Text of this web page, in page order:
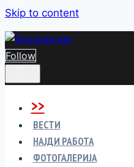
Skip to content
Follow
>>
ВЕСТИ
НАЈДИ РАБОТА
ФОТОГАЛЕРИЈА